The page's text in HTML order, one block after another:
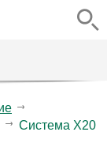
Система X20